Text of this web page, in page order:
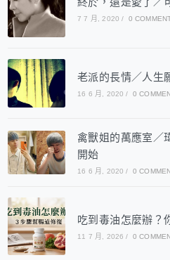
7 7 月, 2020 / 0
老派的長情／人生
16 6 月, 2020 / 0
禽獸姐的萬應室／
開始
16 6 月, 2020 / 0
吃到毒油怎麼辦？
11 7 月, 2026 / 0